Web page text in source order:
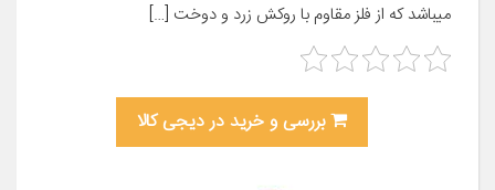
میباشد که از فلز مقاوم با روکش زرد و دوخت […]
بررسی و خرید در دیجی کالا